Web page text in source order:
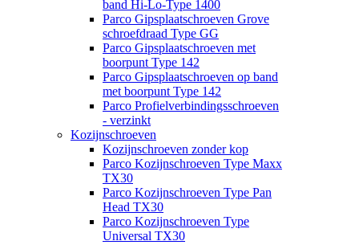
band Hi-Lo-Type 1400
Parco Gipsplaatschroeven Grove
schroefdraad Type GG
Parco Gipsplaatschroeven met
boorpunt Type 142
Parco Gipsplaatschroeven op band
met boorpunt Type 142
Parco Profielverbindingsschroeven
- verzinkt
Kozijnschroeven
Kozijnschroeven zonder kop
Parco Kozijnschroeven Type Maxx
TX30
Parco Kozijnschroeven Type Pan
Head TX30
Parco Kozijnschroeven Type
Universal TX30